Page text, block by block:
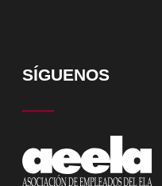
SÍGUENOS